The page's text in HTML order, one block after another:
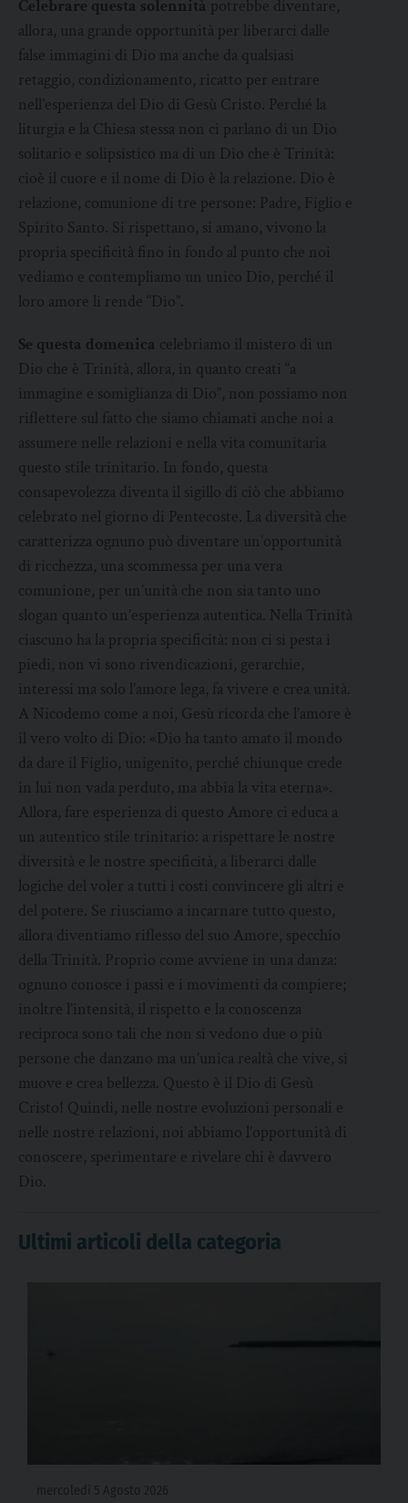
Celebrare questa solennità potrebbe diventare,
allora, una grande opportunità per liberarci dalle
false immagini di Dio ma anche da qualsiasi
retaggio, condizionamento, ricatto per entrare
nell’esperienza del Dio di Gesù Cristo. Perché la
liturgia e la Chiesa stessa non ci parlano di un Dio
solitario e solipsistico ma di un Dio che è Trinità:
cioè il cuore e il nome di Dio è la relazione. Dio è
relazione, comunione di tre persone: Padre, Figlio e
Spirito Santo. Si rispettano, si amano, vivono la
propria specificità fino in fondo al punto che noi
vediamo e contempliamo un unico Dio, perché il
loro amore li rende “Dio”.
Se questa domenica celebriamo il mistero di un
Dio che è Trinità, allora, in quanto creati “a
immagine e somiglianza di Dio”, non possiamo non
riflettere sul fatto che siamo chiamati anche noi a
assumere nelle relazioni e nella vita comunitaria
questo stile trinitario. In fondo, questa
consapevolezza diventa il sigillo di ciò che abbiamo
celebrato nel giorno di Pentecoste. La diversità che
caratterizza ognuno può diventare un’opportunità
di ricchezza, una scommessa per una vera
comunione, per un’unità che non sia tanto uno
slogan quanto un’esperienza autentica. Nella Trinità
ciascuno ha la propria specificità: non ci si pesta i
piedi, non vi sono rivendicazioni, gerarchie,
interessi ma solo l’amore lega, fa vivere e crea unità.
A Nicodemo come a noi, Gesù ricorda che l’amore è
il vero volto di Dio: «Dio ha tanto amato il mondo
da dare il Figlio, unigenito, perché chiunque crede
in lui non vada perduto, ma abbia la vita eterna».
Allora, fare esperienza di questo Amore ci educa a
un autentico stile trinitario: a rispettare le nostre
diversità e le nostre specificità, a liberarci dalle
logiche del voler a tutti i costi convincere gli altri e
del potere. Se riusciamo a incarnare tutto questo,
allora diventiamo riflesso del suo Amore, specchio
della Trinità. Proprio come avviene in una danza:
ognuno conosce i passi e i movimenti da compiere;
inoltre l’intensità, il rispetto e la conoscenza
reciproca sono tali che non si vedono due o più
persone che danzano ma un’unica realtà che vive, si
muove e crea bellezza. Questo è il Dio di Gesù
Cristo! Quindi, nelle nostre evoluzioni personali e
nelle nostre relazioni, noi abbiamo l’opportunità di
conoscere, sperimentare e rivelare chi è davvero
Dio.
Ultimi articoli della categoria